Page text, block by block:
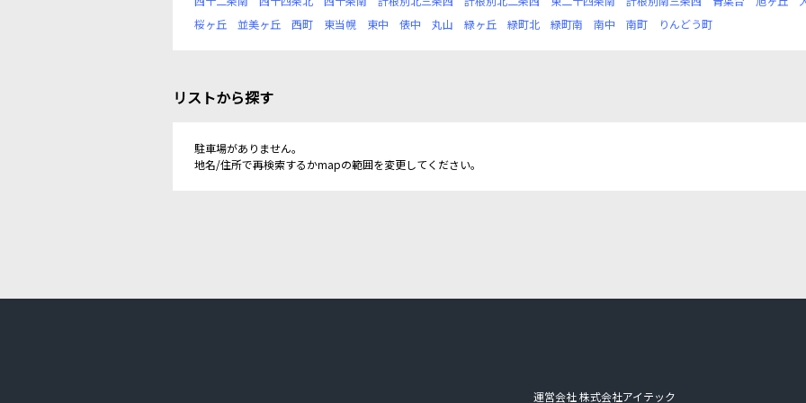
桜ヶ丘
並美ヶ丘 西町 東当幌 東中 俵中 丸山 緑ヶ丘 緑町北 緑町南 南中 南町 りんどう町
リストから探す
駐車場がありません。
地名/住所で再検索するかmapの範囲を変更してください。
運営会社 株式会社アイテック